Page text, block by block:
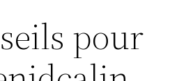
pour